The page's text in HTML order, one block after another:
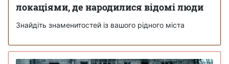
локаціями, де народилися відомі люди
Знайдіть знаменитостей із вашого рідного міста